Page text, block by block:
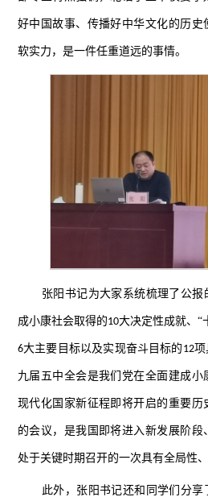
好中国故事、传播好中华文化的历
软实力，是一件任重道远的事情。
张阳书记为大家系统梳理了公
成小康社会取得的10大决定性成就、“
6大主要目标以及实现奋斗目标的 12项
九届五中全会是我们党在全面建成小
现代化国家新征程即将开启的重要
的会议，是我国即将进入新发展阶
处于关键时期召开的一次具有全局性
此外，张阳书记还和同学们分